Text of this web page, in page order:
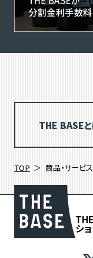
THE BASE
TOP 商品・サービス
シ